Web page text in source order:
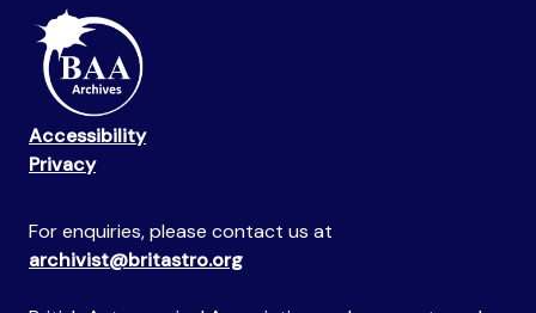
Accessibility
Privacy
For enquiries, please contact us at
archivist@britastro.org